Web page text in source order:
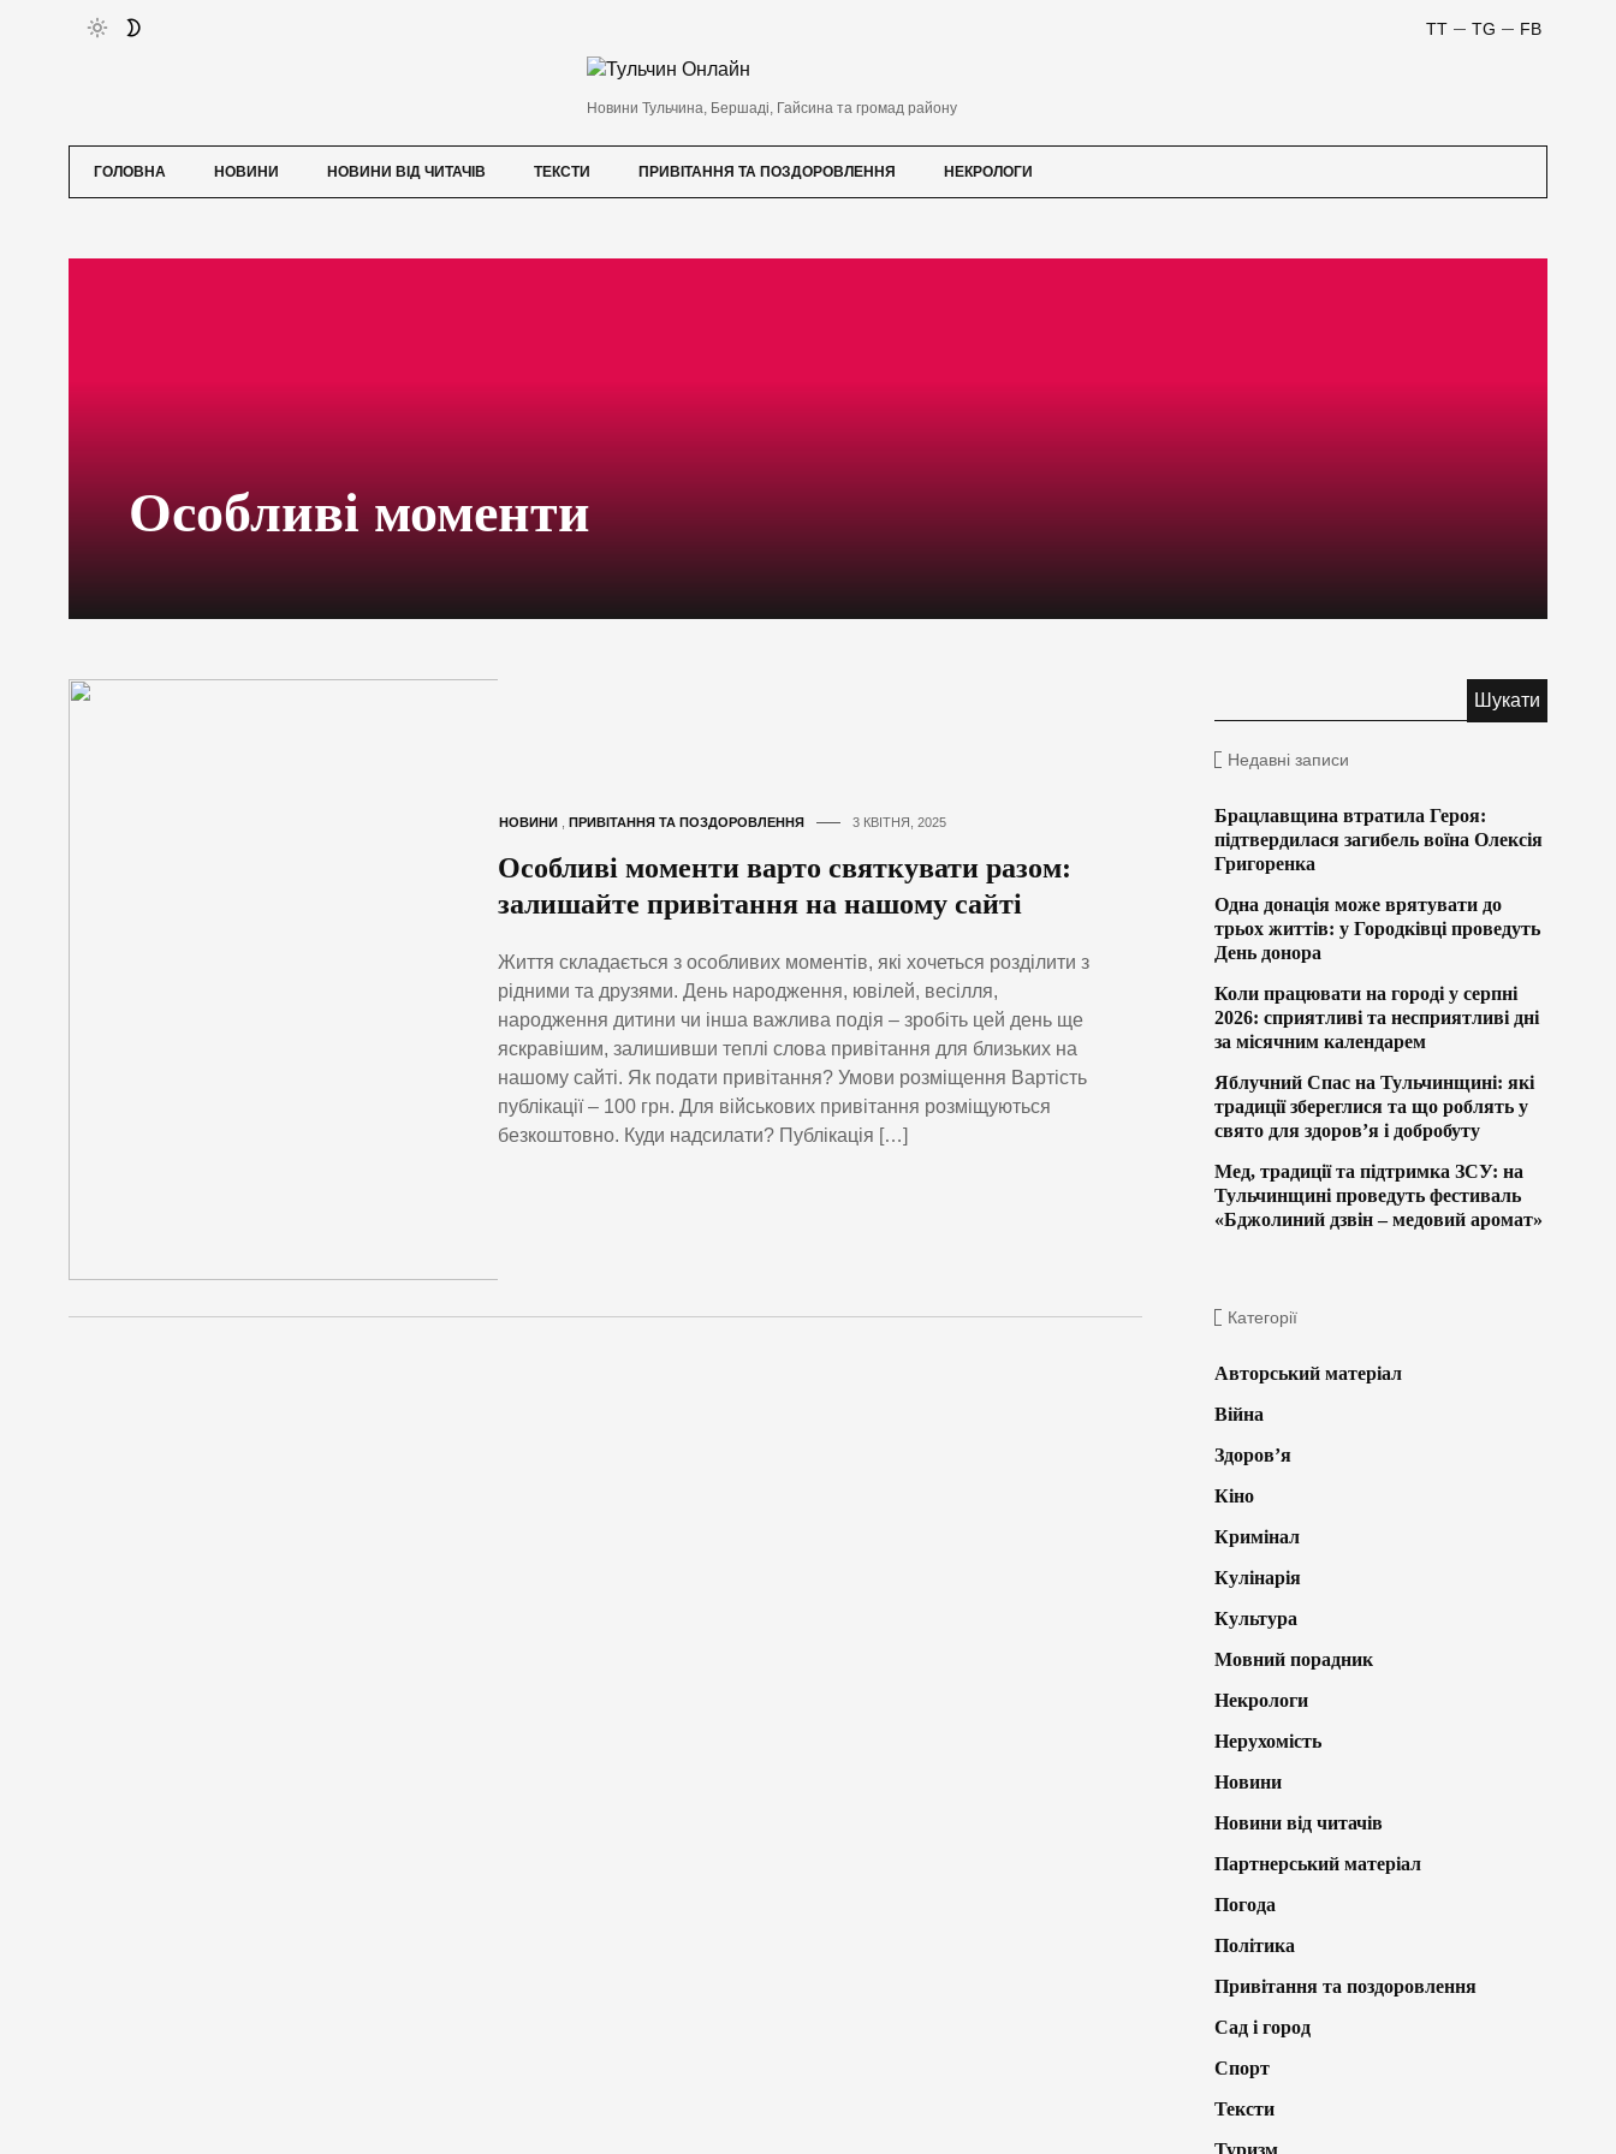
FB
TG
TT
Новини Тульчина, Бершаді, Гайсина та громад району
ГОЛОВНА НОВИНИ НОВИНИ ВІД ЧИТАЧІВ ТЕКСТИ ПРИВІТАННЯ ТА ПОЗДОРОВЛЕННЯ НЕКРОЛОГИ
Особливі моменти
НОВИНИ ПРИВІТАННЯ ТА ПОЗДОРОВЛЕННЯ 3 КВІТНЯ, 2025
Особливі моменти варто святкувати разом:
залишайте привітання на нашому сайті
Життя складається з особливих моментів, які хочеться розділити з
рідними та друзями. День народження, ювілей, весілля,
народження дитини чи інша важлива подія – зробіть цей день ще
яскравішим, залишивши теплі слова привітання для близьких на
нашому сайті. Як подати привітання? Умови розміщення Вартість
публікації – 100 грн. Для військових привітання розміщуються
безкоштовно. Куди надсилати? Публікація […]
Недавні записи
Брацлавщина втратила Героя:
підтвердилася загибель воїна Олексія
Григоренка
Одна донація може врятувати до
трьох життів: у Городківці проведуть
День донора
Коли працювати на городі у серпні
2026: сприятливі та несприятливі дні
за місячним календарем
Яблучний Спас на Тульчинщині: які
традиції збереглися та що роблять у
свято для здоров’я і добробуту
Мед, традиції та підтримка ЗСУ: на
Тульчинщині проведуть фестиваль
«Бджолиний дзвін – медовий аромат»
Категорії
Авторський матеріал
Війна
Здоров’я
Кіно
Кримінал
Кулінарія
Культура
Мовний порадник
Некрологи
Нерухомість
Новини
Новини від читачів
Партнерський матеріал
Погода
Політика
Привітання та поздоровлення
Сад і город
Спорт
Тексти
Туризм